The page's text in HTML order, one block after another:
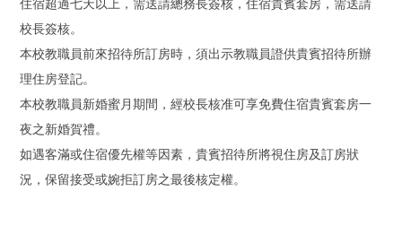
住宿超過七天以上，需送請總務長簽核，住宿貴賓套房，需送請
校長簽核。
本校教職員前來招待所訂房時，須出示教職員證供貴賓招待所辦
理住房登記。
本校教職員新婚蜜月期間，經校長核准可享免費住宿貴賓套房一
夜之新婚賀禮。
如遇客滿或住宿優先權等因素，貴賓招待所將視住房及訂房狀
況，保留接受或婉拒訂房之最後核定權。